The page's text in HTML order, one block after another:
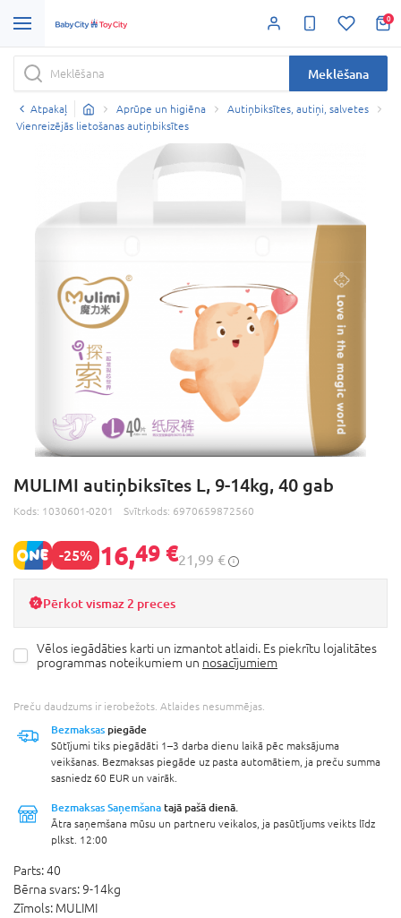
0
Meklēšana
Atpakaļ Aprūpe un higiēna
Autiņbiksītes, autiņi, salvetes
Vienreizējās lietošanas autiņbiksītes
MULIMI autiņbiksītes L, 9-14kg, 40 gab
Kods: 1030601-0201 Svītrkods: 6970659872560
-25% 16,49 €21,99 €
Pērkot vismaz 2 preces
Vēlos iegādāties karti un izmantot atlaidi. Es piekrītu lojalitātes
programmas noteikumiem un nosacījumiem
Preču daudzums ir ierobežots. Atlaides nesummējas.
Bezmaksas piegāde
Sūtījumi tiks piegādāti 1–3 darba dienu laikā pēc maksājuma
veikšanas. Bezmaksas piegāde uz pasta automātiem, ja preču summa
sasniedz 60 EUR un vairāk.
Bezmaksas Saņemšana tajā pašā dienā.
Ātra saņemšana mūsu un partneru veikalos, ja pasūtījums veikts līdz
plkst. 12:00
Parts:40
Bērna svars: 9-14kg
Zīmols: MULIMI